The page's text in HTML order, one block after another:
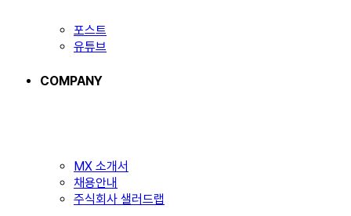
포스트
유튜브
COMPANY
MX 소개서
채용안내
주식회사 샐러드랩